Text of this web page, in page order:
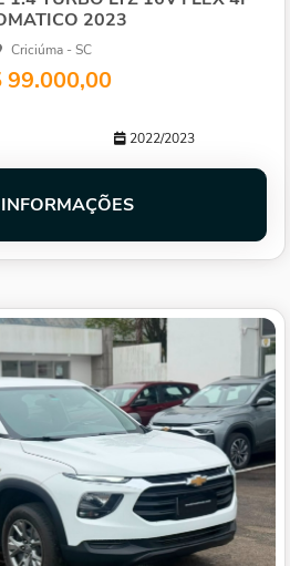
2023
Criciúma - SC
99.000,00
2022/2023